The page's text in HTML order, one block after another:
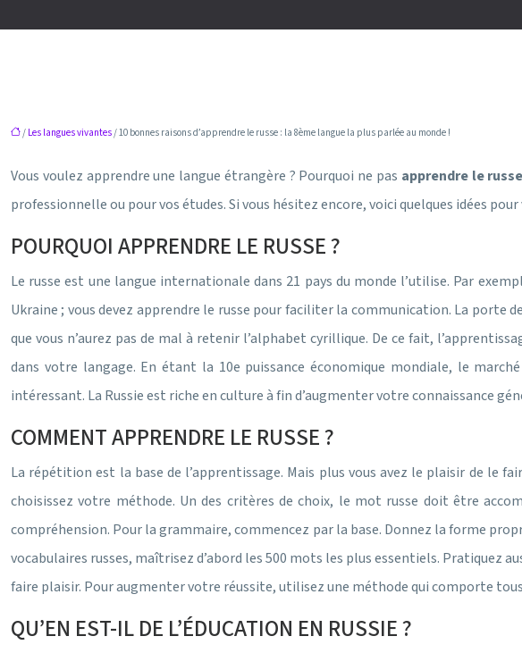
/ Les langues vivantes/ 10 bonnes raisons d’apprendre le russe : la 8ème langue la plus parlée au monde !
Vous voulez apprendre une langue étrangère ? Pourquoi ne pas apprendre le russe
professionnelle ou pour vos études. Si vous hésitez encore, voici quelques idées
POURQUOI APPRENDRE LE RUSSE ?
Le russe est une langue internationale dans 21 pays du monde l’utilise. Par
Ukraine ; vous devez apprendre le russe pour faciliter la communication. La porte
que vous n’aurez pas de mal à retenir l’alphabet cyrillique. De ce fait,
dans votre langage. En étant la 10e puissance économique mondiale, le
intéressant. La Russie est riche en culture à fin d’augmenter votre connaissance
COMMENT APPRENDRE LE RUSSE ?
La répétition est la base de l’apprentissage. Mais plus vous avez le plaisir de le
choisissez votre méthode. Un des critères de choix, le mot russe doit être
compréhension. Pour la grammaire, commencez par la base. Donnez la forme
vocabulaires russes, maîtrisez d’abord les 500 mots les plus essentiels. Pratiquez
faire plaisir. Pour augmenter votre réussite, utilisez une méthode qui comporte
QU’EN EST-IL DE L’ÉDUCATION EN RUSSIE ?